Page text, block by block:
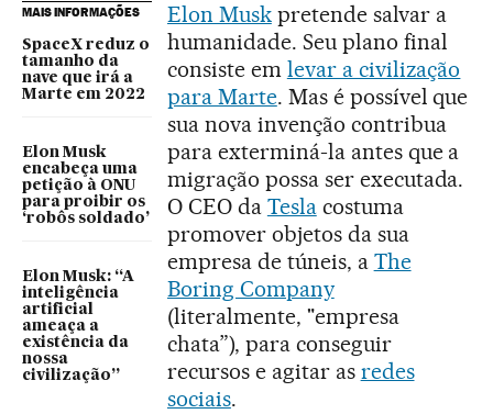
MAIS INFORMAÇÕES
SpaceX reduz o
tamanho da
nave que irá a
Marte em 2022
Elon Musk
encabeça uma
petição à ONU
para proibir os
‘robôs soldado’
Elon Musk: “A
inteligência
artificial
ameaça a
existência da
nossa
civilização”
Elon Muskpretende salvar a
humanidade. Seu plano final
consiste em levar a civilização
para Marte. Mas é possível que
sua nova invenção contribua
para exterminá-la antes que a
migração possa ser executada.
O CEO da Teslacostuma
promover objetos da sua
empresa de túneis, a The
Boring Company
(literalmente, "empresa
chata”), para conseguir
recursos e agitar as redes
sociais.